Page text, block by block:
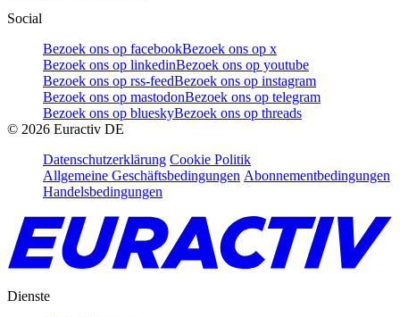
Social
Bezoek ons op facebookBezoek ons op x
Bezoek ons op linkedinBezoek ons op youtube
Bezoek ons op rss-feedBezoek ons op instagram
Bezoek ons op mastodonBezoek ons op telegram
Bezoek ons op blueskyBezoek ons op threads
© 2026 Euractiv DE
Datenschutzerklärung Cookie Politik
Allgemeine Geschäftsbedingungen Abonnementbedingungen
Handelsbedingungen
Dienste